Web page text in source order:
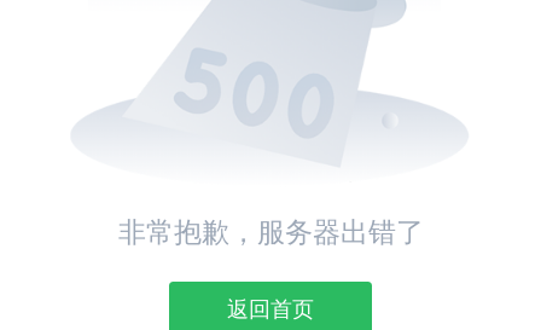
非常抱歉，服务器出错了
返回首页